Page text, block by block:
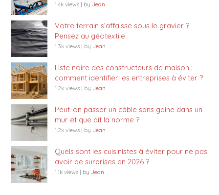
1.4k views | by Jean
Votre terrain s’affaisse sous le gravier ?
Pensez au géotextile
1.3k views | by Jean
Liste noire des constructeurs de maison :
comment identifier les entreprises à éviter ?
1.2k views | by Jean
Peut-on passer un câble sans gaine dans un
mur et que dit la norme ?
1.2k views | by Jean
Quels sont les cuisinistes à éviter pour ne pas
avoir de surprises en 2026 ?
1.1k views | by Jean